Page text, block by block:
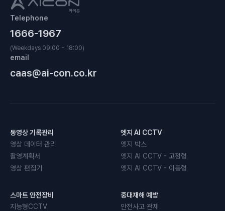
Telephone
1666-1967
(Weekdays 09:00 ~ 18:00)
email
caas@ai-con.co.kr
동영상 기록관리
영상 데이터 관리
촬영계획서
영상 편집기
엣지 AI CCTV
엣지 박스
엣지 AI CCTV - 고정형
엣지 AI CCTV - 이동형
스마트 안전장비
지능형CCTV
중대재해 예방
안전사고 관제